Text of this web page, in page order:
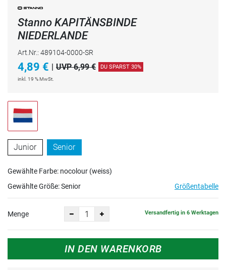
Stanno KAPITÄNSBINDE
NIEDERLANDE
Art.Nr.: 489104-0000-SR
4,89 € | UVP 6,99 € DU SPARST 30%
inkl. 19 % MwSt.
Junior Senior
Gewählte Farbe: nocolour (weiss)
Gewählte Größe:Senior Größentabelle
Menge Versandfertig in 6 Werktagen
IN DEN WARENKORB